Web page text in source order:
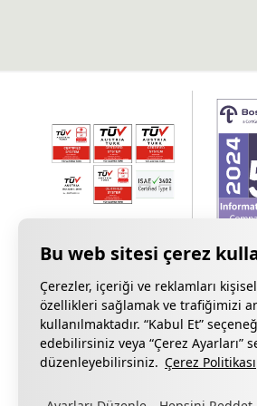
Çerezler, içeriği ve reklamları
özellikleri sağlamak ve trafiğimizi
kullanılmaktadır. “Kabul Et”
edebilirsiniz veya “Çerez Ayarları”
düzenleyebilirsiniz. Çerez Politikası